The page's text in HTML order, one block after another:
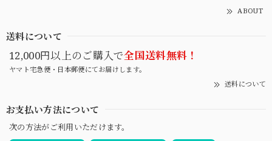
ABOUT
送料について
12,000円以上のご購入で全国送料無料！
ヤマト宅急便・日本郵便にてお届けします。
送料について
お支払い方法について
次の方法がご利用いただけます。